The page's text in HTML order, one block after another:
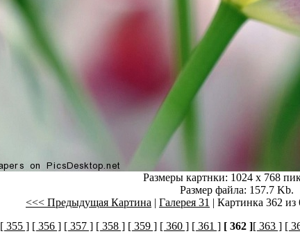
Размеры картнки: 1024 x 768
Размер файла: 157.7 Kb.
<<< Предыдущая Картина | Галерея 31 | Картинка 362 из
[ 355 ] [ 356 ] [ 357 ] [ 358 ] [ 359 ] [ 360 ] [ 361 ] [ 362 ][ 363 ] [